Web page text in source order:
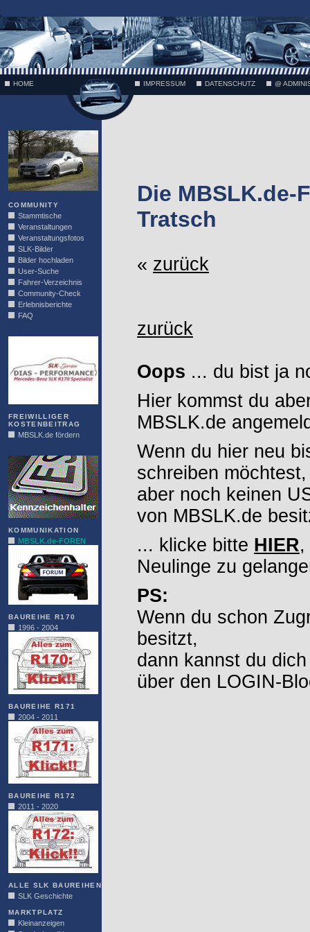
;
HOME IMPRESSUM DATENSCHUTZ @
COMMUNITY
Stammtische
Veranstaltungen
Veranstaltungsfotos
SLK-Bilder
Bilder hochladen
User-Suche
Fahrer-Verzeichnis
Community-Check
Erlebnisberichte
FAQ
FREIWILLIGER
KOSTENBEITRAG
MBSLK.de fördern
KOMMUNIKATION
MBSLK.de-FOREN
BAUREIHE R170
1996 - 2004
BAUREIHE R171
2004 - 2011
BAUREIHE R172
2011 - 2020
ALLE SLK BAUREIHEN
SLK Geschichte
MARKTPLATZ
Kleinanzeigen
Die MBSLK.de-
Tratsch
« zurück
zurück
Oops ... du bist ja
Hier kommst du
MBSLK.de
Wenn du hier neu
schreiben möchtest,
aber noch keinen
von MBSLK.de
... klicke bitte HIER,
Neulinge zu
PS:
Wenn du schon
besitzt,
dann kannst du
über den LOGIN-